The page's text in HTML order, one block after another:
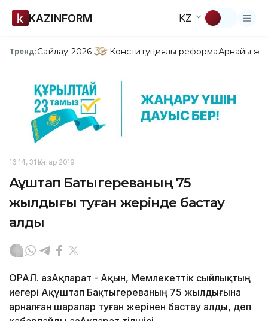
KAZINFORM KZ
Тренд:Сайлау-2026 Конституциялық реформаАрнайы
16:14, 31 Қаңтар 2019
Ақұштап Бақтыгереваның 75
жылдығы туған жерінде бастау
алды
ОРАЛ. ҚазАқпарат - Ақын, Мемлекеттік сыйлықтың
иегері Ақұштап Бақтыгереваның 75 жылдығына
арналған шаралар туған жерінен бастау алды, деп